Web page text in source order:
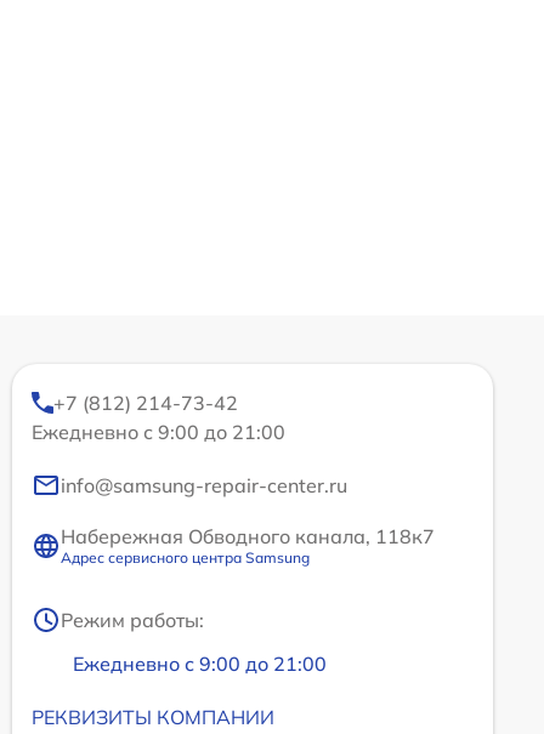
+7 (812) 214-73-42
Ежедневно с 9:00 до 21:00
info@samsung-repair-center.ru
Набережная Обводного канала, 118к7
Адрес сервисного центра Samsung
Режим работы:
Ежедневно с 9:00 до 21:00
РЕКВИЗИТЫ КОМПАНИИ